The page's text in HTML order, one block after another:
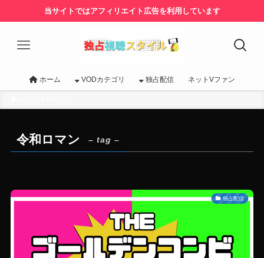
当サイトではアフィリエイト広告を利用しています
ホーム VODカテゴリ 独占配信 ネットVファン
令和ロマン – tag –
独占配信